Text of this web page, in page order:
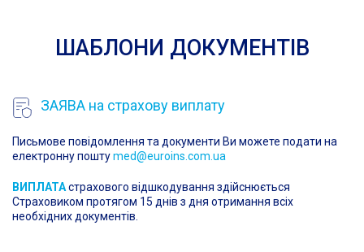
ШАБЛОНИ ДОКУМЕНТІВ
ЗАЯВА на страхову виплату
Письмове повідомлення та документи Ви можете подати на
електронну поштуmed@euroins.com.ua
ВИПЛАТАстрахового відшкодування здійснюється
Страховиком протягом 15 днів з дня отримання всіх
необхідних документів.